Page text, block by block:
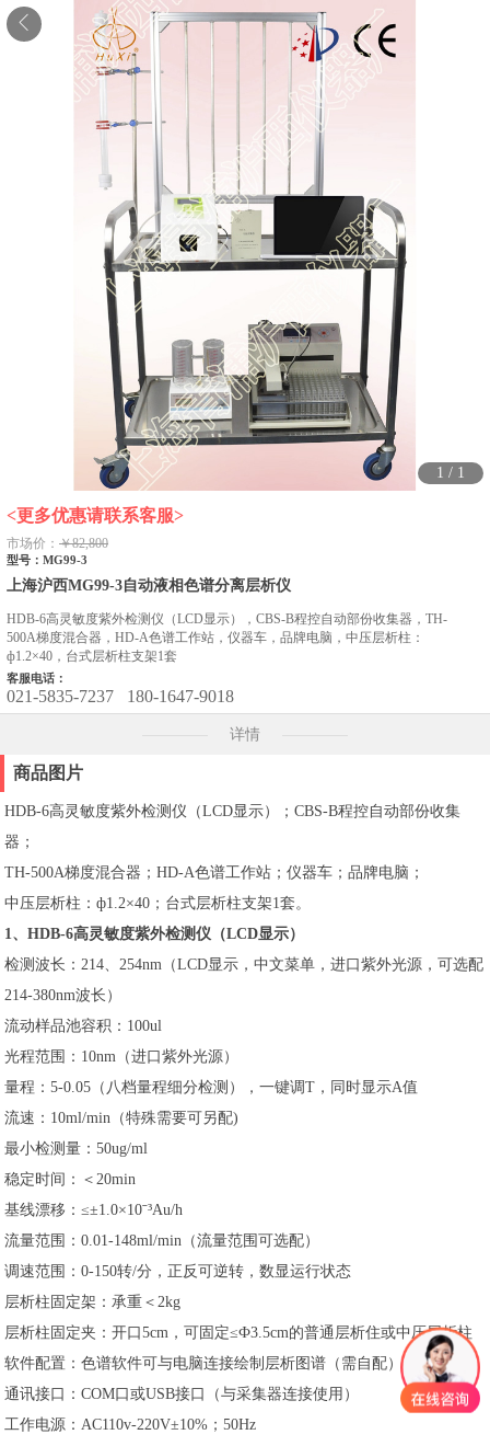
1 / 1
<更多优惠请联系客服>
市场价： ￥82,800
型号：MG99-3
上海沪西MG99-3自动液相色谱分离层析仪
HDB-6高灵敏度紫外检测仪（LCD显示），CBS-B程控自动部份收集器，TH-
500A梯度混合器，HD-A色谱工作站，仪器车，品牌电脑，中压层析柱：
ф1.2×40，台式层析柱支架1套
客服电话：
021-5835-7237 180-1647-9018
详情
商品图片
HDB-6高灵敏度紫外检测仪（LCD显示）；CBS-B程控自动部份收集
器；
TH-500A梯度混合器；HD-A色谱工作站；仪器车；品牌电脑；
中压层析柱：ф1.2×40；台式层析柱支架1套。
1、HDB-6高灵敏度紫外检测仪（LCD显示）
检测波长：214、254nm（LCD显示，中文菜单，进口紫外光源，可选配
214-380nm波长）
流动样品池容积：100ul
光程范围：10nm（进口紫外光源）
量程：5-0.05（八档量程细分检测），一键调T，同时显示A值
流速：10ml/min（特殊需要可另配)
最小检测量：50ug/ml
稳定时间：＜20min
基线漂移：≤±1.0×10ˉ³Au/h
流量范围：0.01-148ml/min（流量范围可选配）
调速范围：0-150转/分，正反可逆转，数显运行状态
层析柱固定架：承重＜2kg
层析柱固定夹：开口5cm，可固定≤Ф3.5cm的普通层析住或中压层析柱
软件配置：色谱软件可与电脑连接绘制层析图谱（需自配）
通讯接口：COM口或USB接口（与采集器连接使用）
工作电源：AC110v-220V±10%；50Hz